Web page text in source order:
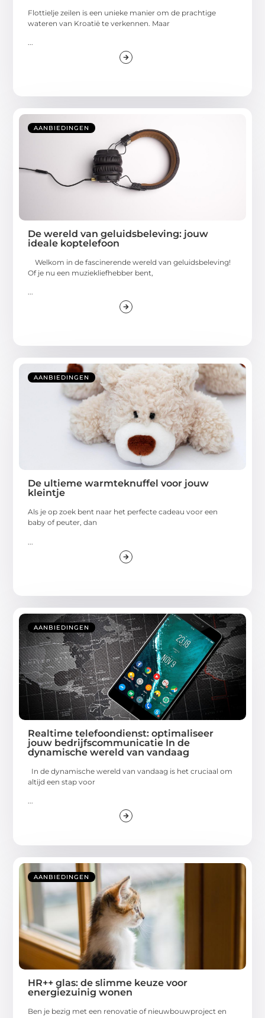
Flottielje zeilen is een unieke manier om de prachtige
wateren van Kroatië te verkennen. Maar
AANBIEDINGEN
De wereld van geluidsbeleving: jouw
ideale koptelefoon
Welkom in de fascinerende wereld van geluidsbeleving!
Of je nu een muziekliefhebber bent,
...
AANBIEDINGEN
De ultieme warmteknuffel voor jouw
kleintje
Als je op zoek bent naar het perfecte cadeau voor een
baby of peuter, dan
AANBIEDINGEN
Realtime telefoondienst: optimaliseer
jouw bedrijfscommunicatie In de
dynamische wereld van vandaag
In de dynamische wereld van vandaag is het cruciaal om
altijd een stap voor
...
AANBIEDINGEN
HR++ glas: de slimme keuze voor
energiezuinig wonen
Ben je bezig met een renovatie of nieuwbouwproject en